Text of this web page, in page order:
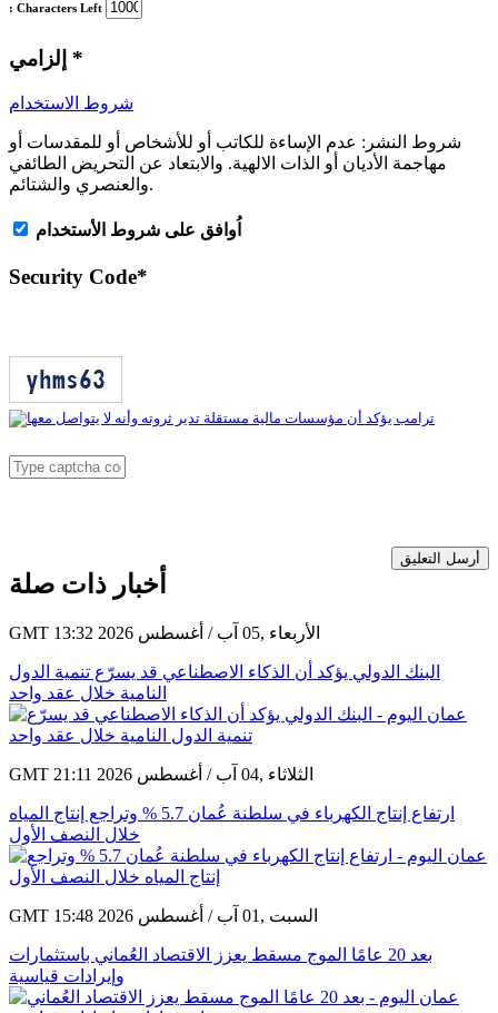
: Characters Left
*
شروط الاستخدام
شروط النشر: عدم الإساءة للكاتب أو للأشخاص أو للمقدسات أو
مهاجمة الأديان أو الذات الالهية. والابتعاد عن التحريض الطائفي
والعنصري والشتائم.
اُوافق على شروط الأستخدام
Security Code*
أرسل التعليق
أخبار ذات صلة
GMT 13:32 2026 الأربعاء ,05 آب / أغسطس
البنك الدولي يؤكد أن الذكاء الاصطناعي قد يسرّع تنمية الدول
النامية خلال عقد واحد
GMT 21:11 2026 الثلاثاء ,04 آب / أغسطس
ارتفاع إنتاج الكهرباء في سلطنة عُمان 5.7 % وتراجع إنتاج المياه
خلال النصف الأول
GMT 15:48 2026 السبت ,01 آب / أغسطس
بعد 20 عامًا الموج مسقط يعزز الاقتصاد العُماني باستثمارات
وإيرادات قياسية